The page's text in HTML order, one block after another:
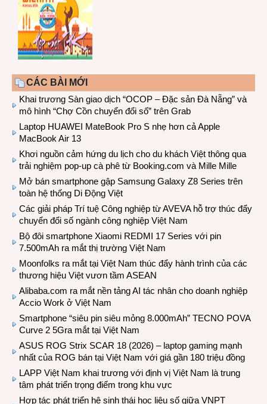
CÁC BÀI MỚI
Khai trương Sàn giao dịch “OCOP – Đặc sản Đà Nẵng” và
mô hình “Chợ Cồn chuyển đổi số” trên Grab
Laptop HUAWEI MateBook Pro S nhẹ hơn cả Apple
MacBook Air 13
Khơi nguồn cảm hứng du lịch cho du khách Việt thông qua
trải nghiệm pop-up cà phê từ Booking.com và Mille Mille
Mở bán smartphone gập Samsung Galaxy Z8 Series trên
toàn hệ thống Di Động Việt
Các giải pháp Trí tuệ Công nghiệp từ AVEVA hỗ trợ thúc đẩy
chuyển đổi số ngành công nghiệp Việt Nam
Bộ đôi smartphone Xiaomi REDMI 17 Series với pin
7.500mAh ra mắt thị trường Việt Nam
Moonfolks ra mắt tại Việt Nam thúc đẩy hành trình của các
thương hiệu Việt vươn tầm ASEAN
Alibaba.com ra mắt nền tảng AI tác nhân cho doanh nghiệp
Accio Work ở Việt Nam
Smartphone “siêu pin siêu mỏng 8.000mAh” TECNO POVA
Curve 2 5Gra mắt tại Việt Nam
ASUS ROG Strix SCAR 18 (2026) – laptop gaming mạnh
nhất của ROG bán tại Việt Nam với giá gần 180 triệu đồng
LAPP Việt Nam khai trương với định vị Việt Nam là trung
tâm phát triển trọng điểm trong khu vực
Hợp tác phát triển hệ sinh thái học liệu số giữa VNPT